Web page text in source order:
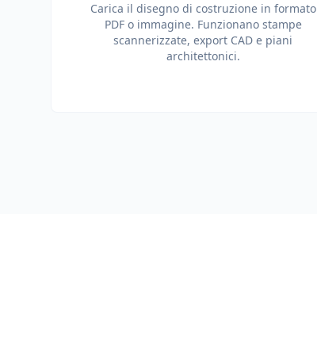
Carica il disegno di costruzione in formato
PDF o immagine. Funzionano stampe
scannerizzate, export CAD e piani
architettonici.